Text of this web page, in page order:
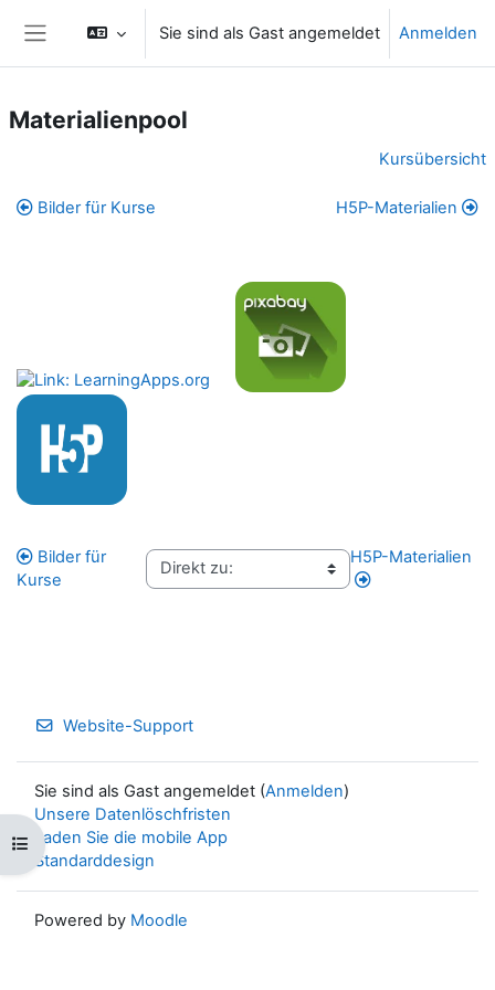
Website-Übersicht
Sie sind als Gast angemeldet Anmelden
Kursindex öffnen
Materialienpool
Kursübersicht
Bilder für Kurse H5P-Materialien
Bilder für
Kurse
H5P-Materialien
Website-Support
Sie sind als Gast angemeldet (Anmelden)
Unsere Datenlöschfristen
Laden Sie die mobile App
Standarddesign
Powered by Moodle